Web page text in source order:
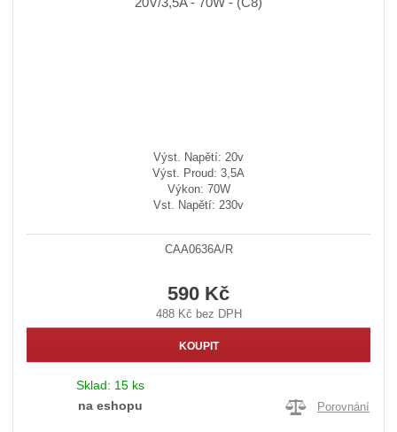
Výst. Napětí: 20v
Výst. Proud: 3,5A
Výkon: 70W
Vst. Napětí: 230v
CAA0636A/R
590 Kč
488 Kč bez DPH
KOUPIT
Sklad: 15 ks
na eshopu
Porovnání